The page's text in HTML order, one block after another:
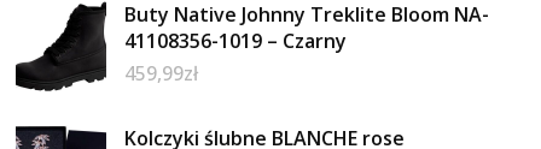
Buty Native Johnny Treklite Bloom NA-
41108356-1019 – Czarny
459,99zł
Kolczyki ślubne BLANCHE rose